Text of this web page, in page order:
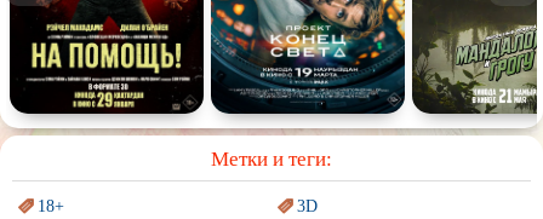
Спектакль Сказка Немое кино Для взрослых
Метки и теги:
18+ 3D